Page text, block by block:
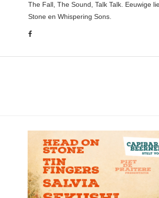
The Fall, The Sound, Talk Talk. Eeuwige
Stone en Whispering Sons.